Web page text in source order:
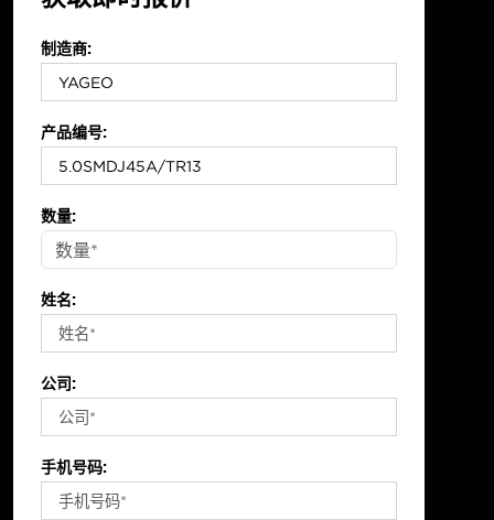
制造商:
产品编号:
数量:
姓名:
公司:
手机号码: